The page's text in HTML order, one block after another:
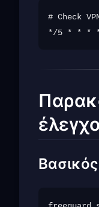
# Check